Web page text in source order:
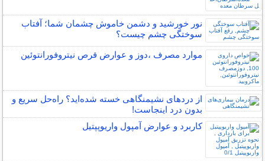
نور خورشید و دشمن خاموش چشمان شما؛ آفتاب
سوختگی چشم چیست؟
موارد مصرف ،دوز و عوارض قرص نیتروفورانتوئین
از دردهای نشیمنگاهی خسته شده‌اید؟ راه‌حل سریع و
بدون درد اینجاست!
کاربرد و عوارض آمپول واریوپپتیل